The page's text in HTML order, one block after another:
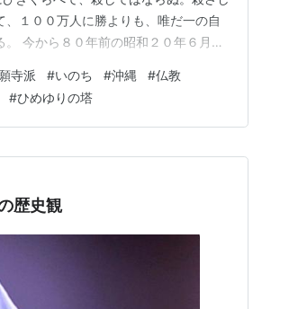
１００万人に勝よりも、唯だ一の自
今から８０年前の昭和２０年６月１
者の証言が心に響きます。 『私のひ
寺派 #いのち #沖縄 #仏教
#ひめゆりの塔
歴史観